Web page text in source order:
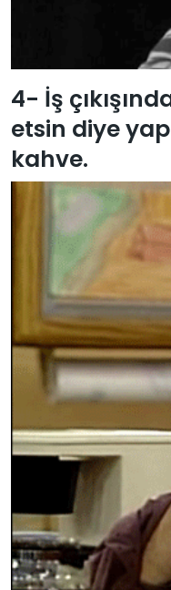
4- İş
etsin diye
kahve.